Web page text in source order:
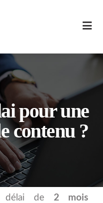
pour une
contenu ?
délai de 2 mois